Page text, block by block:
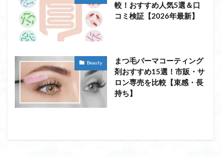
較！おすすめ人気5選＆口
コミ検証【2026年最新】
Beauty
まつ毛パーマコーティング
剤おすすめ15選！市販・サ
ロン専売を比較【束感・長
持ち】